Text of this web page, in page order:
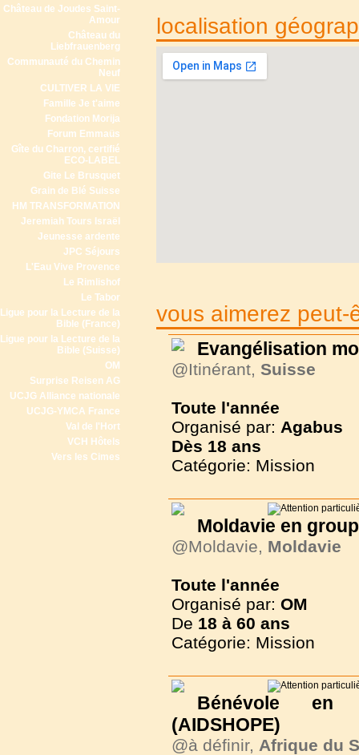
Château de Joudes Saint-
Amour
Château du
Liebfrauenberg
Communauté du Chemin
Neuf
CULTIVER LA VIE
Famille Je t'aime
Fondation Morija
Forum Emmaüs
Gîte du Charron, certifié
ECO-LABEL
Gite Le Brusquet
Grain de Blé Suisse
HM TRANSFORMATION
Jeremiah Tours Israël
Jeunesse ardente
JPC Séjours
L'Eau Vive Provence
Le Rimlishof
Le Tabor
Ligue pour la Lecture de la
Bible (France)
Ligue pour la Lecture de la
Bible (Suisse)
OM
Surprise Reisen AG
UCJG Alliance nationale
UCJG-YMCA France
Val de l'Hort
VCH Hôtels
Vers les Cimes
localisation
vous aimerez peut-
Evangélisation
@Itinérant, Suisse
Toute l'année
Organisé par: Agabus
Dès 18 ans
Catégorie: Mission
Moldavie en
@Moldavie, Moldavie
Toute l'année
Organisé par: OM
De 18 à 60 ans
Catégorie: Mission
Bénévole
(AIDSHOPE)
@à définir, Afrique du